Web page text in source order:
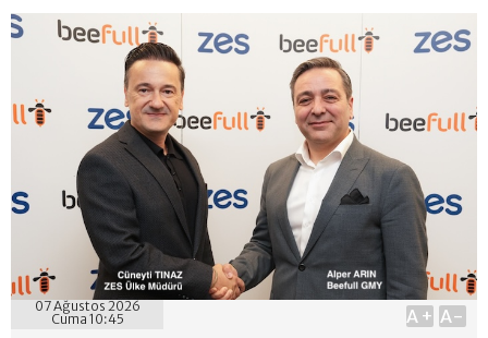
07 Ağustos 2026
Cuma 10:45
A+ A-